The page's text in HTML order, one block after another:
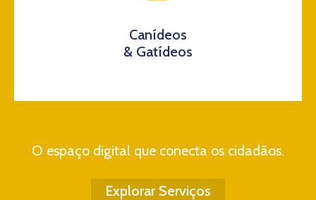
Canídeos
& Gatídeos
O espaço digital que conecta os cidadãos.
Explorar Serviços